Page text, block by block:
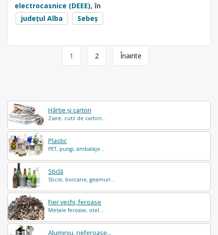
Hârtie și carton
Ziare, cutii de carton...
Plastic
PET, pungi, ambalaje...
Sticlă
Sticle, borcane, geamuri...
Fier vechi, feroase
Metale feroase, otel...
Aluminiu, neferoase...
electrocasnice (DEEE), în
județul Alba
Sebeș
1 2 Înainte